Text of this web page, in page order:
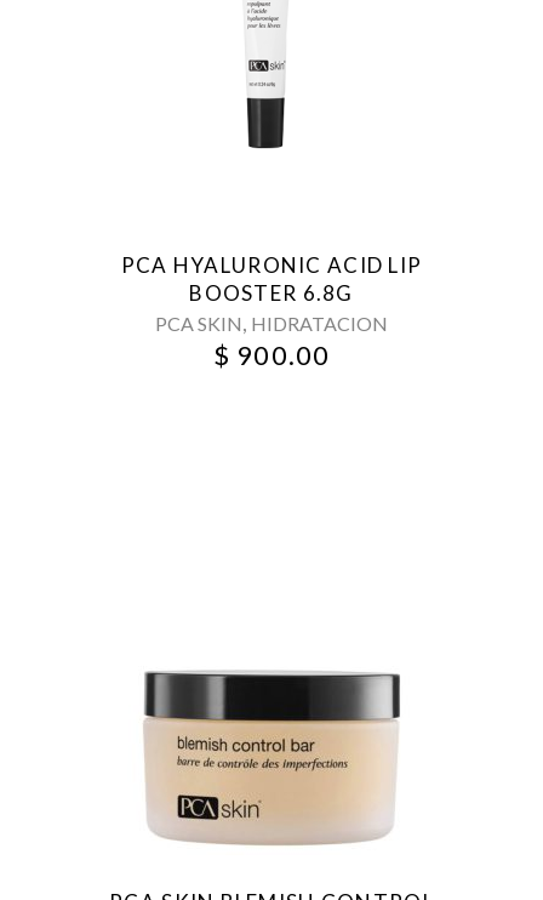
PCA HYALURONIC ACID LIP
BOOSTER 6.8G
PCA SKIN, HIDRATACION
$ 900.00